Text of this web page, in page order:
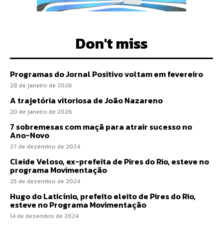
Don't miss
Programas do Jornal Positivo voltam em fevereiro
28 de janeiro de 2026
A trajetória vitoriosa de João Nazareno
20 de janeiro de 2026
7 sobremesas com maçã para atrair sucesso no
Ano-Novo
27 de dezembro de 2024
Cleide Veloso, ex-prefeita de Pires do Rio, esteve no
programa Movimentação
25 de dezembro de 2024
Hugo do Laticínio, prefeito eleito de Pires do Rio,
esteve no Programa Movimentação
14 de dezembro de 2024